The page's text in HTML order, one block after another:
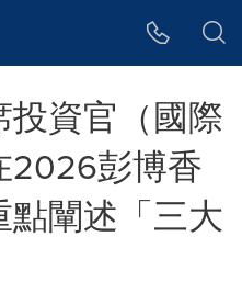
資官（國際
2026彭博香
闡述「三大